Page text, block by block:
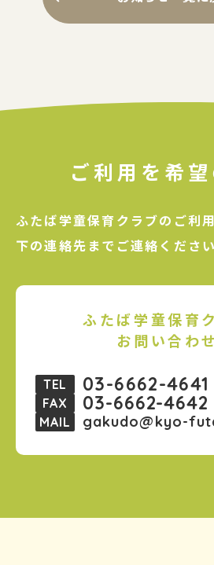
ご利用を希
ふたば学童保育クラブのご利
下の連絡先までご連絡ください
ふたば学童保育
お問い合わ
TEL 03-6662-4641
FAX 03-6662-4642
MAIL gakudo@kyo-